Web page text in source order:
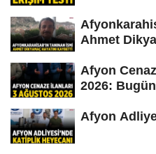
Ahmet
Afyon
2026:
Afyon